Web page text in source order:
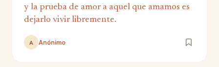
y la prueba de amor a aquel que amamos es
dejarlo vivir libremente.
A Anónimo